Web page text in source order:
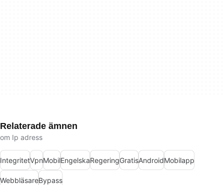
Relaterade ämnen
om Ip adress
IntegritetVpnMobilEngelskaRegeringGratisAndroidMobilapp
WebbläsareBypass